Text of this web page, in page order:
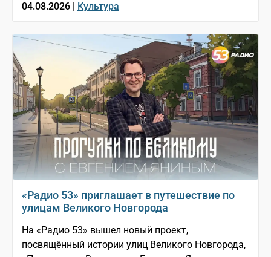
04.08.2026 | Культура
«Радио 53» приглашает в путешествие по
улицам Великого Новгорода
На «Радио 53» вышел новый проект,
посвящённый истории улиц Великого Новгорода,